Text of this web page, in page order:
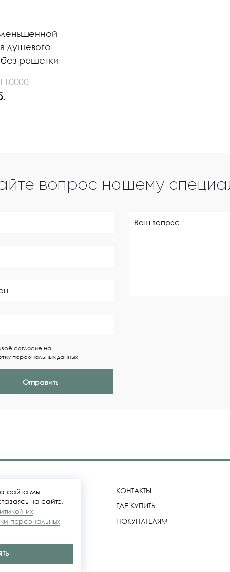
душевого
решетки
вопрос нашему
согласие на
персональных данных
Отправить
офертой
КОНТАКТЫ
ГДЕ КУПИТЬ
ПОКУПАТЕЛЯМ
сайта мы
на сайте,
их
персональных